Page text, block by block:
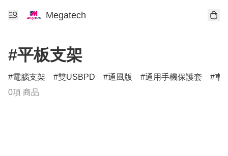
Megatech
#平板支架
電腦支架 雙USBPD 通風版 通用手機保護套
車
0項 商品